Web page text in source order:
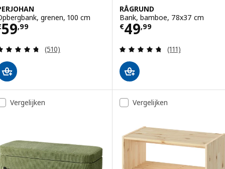
grenen, 100 cm
59,99€ 59,99
Beoordeling: 4.7 van 5 sterren. Totaal
(510)
RÅGRUND
Bank, bamboe, 78x37 cm
€49,99
Prijs € 49,99
Beoordeling:
(111)
Vergelijken Vergelijken